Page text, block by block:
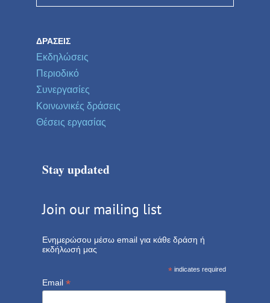
ΔΡΆΣΕΙΣ
Εκδηλώσεις
Περιοδικό
Συνεργασίες
Κοινωνικές δράσεις
Θέσεις εργασίας
Stay updated
Join our mailing list
Ενημερώσου μέσω email για κάθε δράση ή
εκδήλωσή μας
* indicates required
Email *